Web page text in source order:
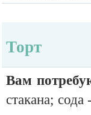
Торт
Вам
стакана;